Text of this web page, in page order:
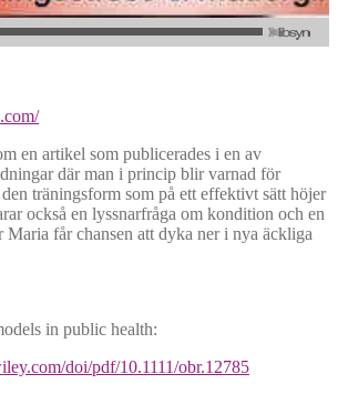
en artikel som publicerades i en av
där man i princip blir varnad för
träningsform som på ett effektivt sätt höjer
också en lyssnarfråga om kondition och en
får chansen att dyka ner i nya äckliga
in public health:
doi/pdf/10.1111/obr.12785